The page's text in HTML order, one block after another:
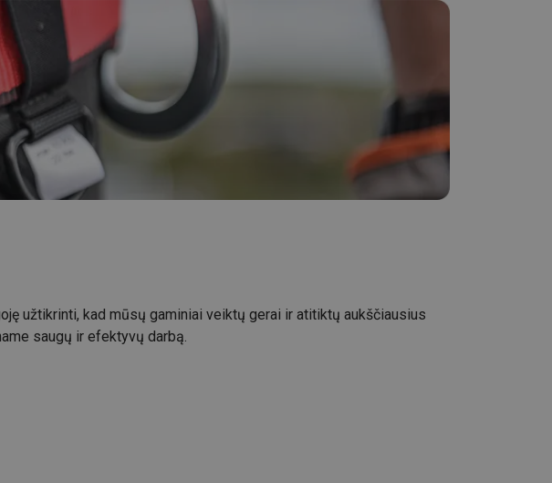
užtikrinti, kad mūsų gaminiai veiktų gerai ir atitiktų aukščiausius
saugų ir efektyvų darbą.